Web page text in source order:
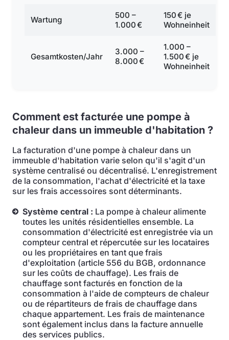
Wartung
500 –
1.000 €
150 € je
Wohneinheit
Gesamtkosten/Jahr
3.000 –
8.000 €
1.000 –
1.500 € je
Wohneinheit
Comment est facturée une pompe à
chaleur dans un immeuble d'habitation ?
La facturation d'une pompe à chaleur dans un
immeuble d'habitation varie selon qu'il s'agit d'un
système centralisé ou décentralisé. L'enregistrement
de la consommation, l'achat d'électricité et la taxe
sur les frais accessoires sont déterminants.
Système central : La pompe à chaleur alimente
toutes les unités résidentielles ensemble. La
consommation d'électricité est enregistrée via un
compteur central et répercutée sur les locataires
ou les propriétaires en tant que frais
d'exploitation (article 556 du BGB, ordonnance
sur les coûts de chauffage). Les frais de
chauffage sont facturés en fonction de la
consommation à l'aide de compteurs de chaleur
ou de répartiteurs de frais de chauffage dans
chaque appartement. Les frais de maintenance
sont également inclus dans la facture annuelle
des services publics.